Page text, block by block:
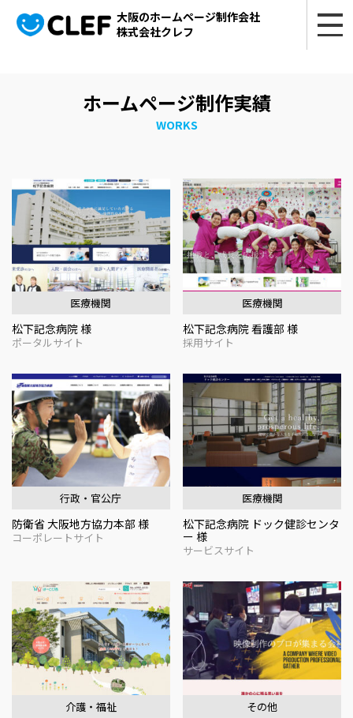
大阪のホームページ制作会社
株式会社クレフ
ホームページ制作実績
WORKS
医療機関
松下記念病院 様
ポータルサイト
医療機関
松下記念病院 看護部 様
採用サイト
行政・官公庁
防衛省 大阪地方協力本部 様
コーポレートサイト
医療機関
松下記念病院 ドック健診センタ
ー 様
サービスサイト
介護・福祉 その他